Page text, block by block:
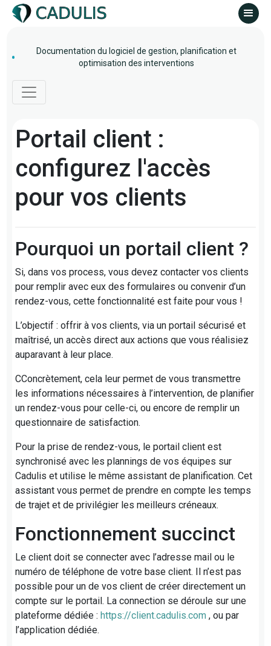
Documentation du logiciel de gestion, planification et
optimisation des interventions
Portail client :
configurez l'accès
pour vos clients
Pourquoi un portail client ?
Si, dans vos process, vous devez contacter vos clients
pour remplir avec eux des formulaires ou convenir d’un
rendez-vous, cette fonctionnalité est faite pour vous !
L’objectif : offrir à vos clients, via un portail sécurisé et
maîtrisé, un accès direct aux actions que vous réalisiez
auparavant à leur place.
CConcrètement, cela leur permet de vous transmettre
les informations nécessaires à l’intervention, de planifier
un rendez-vous pour celle-ci, ou encore de remplir un
questionnaire de satisfaction.
Pour la prise de rendez-vous, le portail client est
synchronisé avec les plannings de vos équipes sur
Cadulis et utilise le même assistant de planification. Cet
assistant vous permet de prendre en compte les temps
de trajet et de privilégier les meilleurs créneaux.
Fonctionnement succinct
Le client doit se connecter avec l’adresse mail ou le
numéro de téléphone de votre base client. Il n’est pas
possible pour un de vos client de créer directement un
compte sur le portail. La connection se déroule sur une
plateforme dédiée :https://client.cadulis.com , ou par
l’application dédiée.